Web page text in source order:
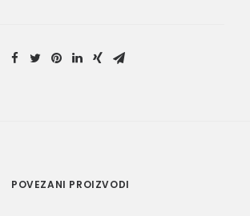
POVEZANI PROIZVODI